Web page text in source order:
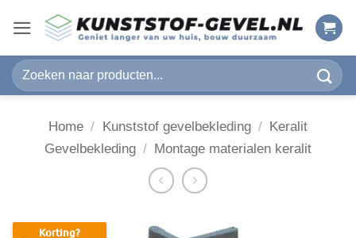
naar
inhoud
Zoeken
naar:
Home / Kunststof gevelbekleding / Keralit
Gevelbekleding / Montage materialen keralit
Korting?